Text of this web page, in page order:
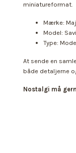
miniatureformat.
Mærke:
Model:
Type:
At sende en
både detaljerne
Nostalgi må